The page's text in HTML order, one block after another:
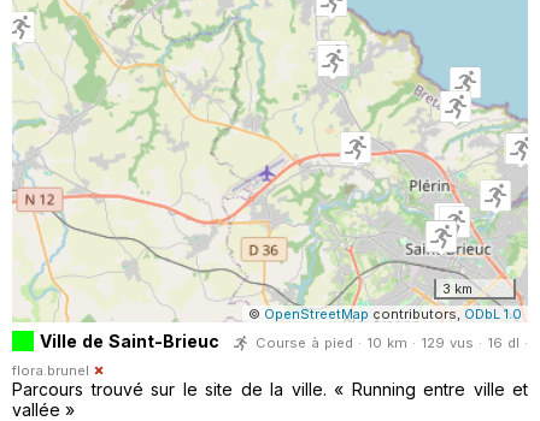
3 km
© OpenStreetMap contributors,ODbL 1.0
Ville de Saint-Brieuc
Course à pied · 10 km · 129 vus · 16 dl ·
flora.brunel
Parcours trouvé sur le site de la ville. « Running entre ville et
vallée »